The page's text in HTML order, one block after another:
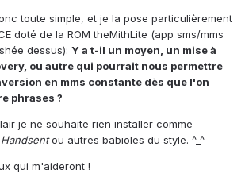
toute simple, et je la pose particulièrement
doté de la ROM theMithLite (app sms/mms
dessus): Y a t-il un moyen, un mise à
ou autre qui pourrait nous permettre
en mms constante dès que l'on
phrases ?
je ne souhaite rien installer comme
Handsentou autres babioles du style. ^_^
qui m'aideront !